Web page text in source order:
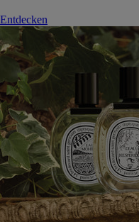
Entdecken